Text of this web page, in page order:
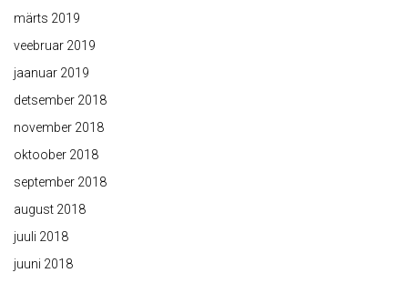
märts 2019
veebruar 2019
jaanuar 2019
detsember 2018
november 2018
oktoober 2018
september 2018
august 2018
juuli 2018
juuni 2018